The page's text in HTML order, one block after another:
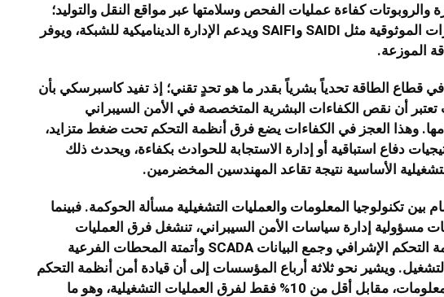
والروبوتات كفاءة عمليات الفحص وسلامتها عبر مواقع النقل والتوليد؛
مما يساهم في تحسين مؤشرات الموثوقية مثل SAIDI وSAIFI ويدعم الإدارة الديناميكية للشبكة، ويوفر
الموزعة.
قطاع الطاقة تحدياً بشرياً بقدر ما هو تحدٍ تقني؛ إذ تفيد كاسبرسكي بأن
تعتبر أن نقص الكفاءات البشرية المتخصصة في الأمن السيبراني
وهذا العجز في الكفاءات يضع فرق أنظمة التحكم تحت ضغط متزايد،
دفاع استباقية أو إدارة الاستجابة للحوادث بكفاءة، ويحدث ذلك
الأساسية نتيجة تقاعد المهندسين المخضرمين.
بين تكنولوجيا المعلومات والعمليات التشغيلية مسألة الحوكمة. فبينما
مسؤولية إدارة سياسات الأمن السيبراني، تنشغل فرق العمليات
والهندسة المشرفة على أنظمة التحكم الإشرافي وجمع البيانات SCADA وأتمتة المحطات الفرعية
ويشير نحو ثلاثة أرباع المؤسسات إلى أن قيادة أمن أنظمة التحكم
تُسند إلى أقسام تكنولوجيا المعلومات، مقابل أقل من 10% فقط لفرق العمليات التشغيلية، وهو ما